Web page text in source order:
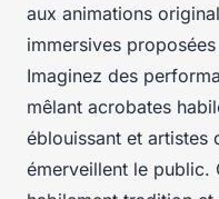
aux animations
immersives
Imaginez des
mêlant acrobates
éblouissant et artistes
émerveillent le public.